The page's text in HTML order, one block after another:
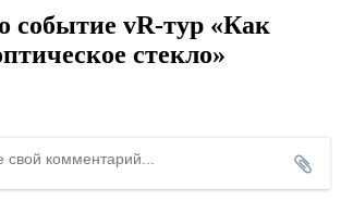
событие vR-тур «Как
стекло»